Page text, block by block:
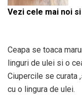
Vezi cele mai noi
Ceapa se toaca
linguri de ulei si o
Ciupercile se curata
cu o lingura de ulei.